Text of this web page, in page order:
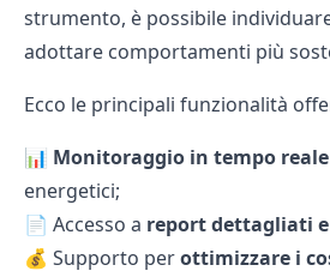
strumento, è possibile
adottare comportamenti più
Ecco le principali funzionalità
📊 Monitoraggio in tempo reale
energetici;
📄 Accesso a report dettagliati
💰 Supporto perottimizzare i